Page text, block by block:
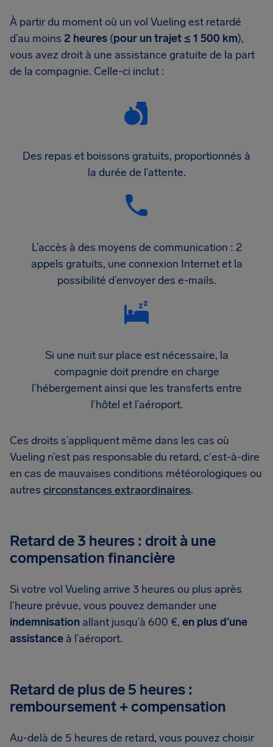
À partir du moment où un vol Vueling est retardé
d’au moins 2 heures (pour un trajet ≤ 1 500 km),
vous avez droit à une assistance gratuite de la part
de la compagnie. Celle-ci inclut :
Des repas et boissons gratuits, proportionnés à
la durée de l’attente.
L’accès à des moyens de communication : 2
appels gratuits, une connexion Internet et la
possibilité d’envoyer des e-mails.
Si une nuit sur place est nécessaire, la
compagnie doit prendre en charge
l’hébergement ainsi que les transferts entre
l’hôtel et l’aéroport.
Ces droits s’appliquent même dans les cas où
Vueling n’est pas responsable du retard, c'est-à-dire
en cas de mauvaises conditions météorologiques ou
autres circonstances extraordinaires.
Retard de 3 heures : droit à une
compensation financière
Si votre vol Vueling arrive 3 heures ou plus après
l’heure prévue, vous pouvez demander une
indemnisation allant jusqu’à 600 €, en plus d’une
assistance à l’aéroport.
Retard de plus de 5 heures :
remboursement + compensation
Au-delà de 5 heures de retard, vous pouvez choisir